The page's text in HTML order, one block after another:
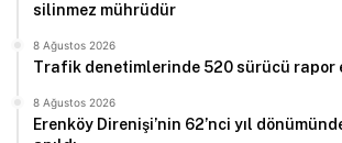
silinmez mührüdür
8 Ağustos 2026
Trafik denetimlerinde 520 sürücü rapor
8 Ağustos 2026
Erenköy Direnişi’nin 62’nci yıl